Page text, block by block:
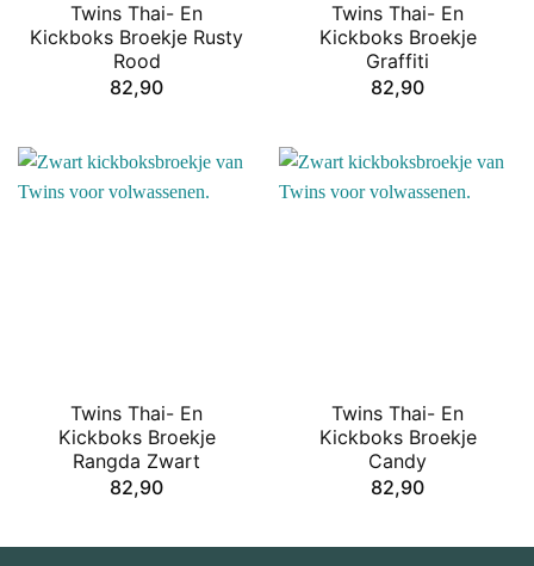
Twins Thai- En
Kickboks Broekje Rusty
Rood
82,90
Twins Thai- En
Kickboks Broekje
Graffiti
82,90
Twins Thai- En
Kickboks Broekje
Rangda Zwart
82,90
Twins Thai- En
Kickboks Broekje
Candy
82,90